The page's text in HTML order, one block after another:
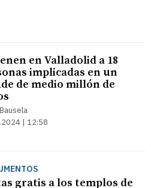
en Valladolid a 18
implicadas en un
de medio millón de
| 12:58
gratis a los templos de